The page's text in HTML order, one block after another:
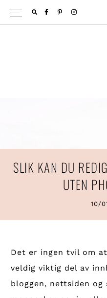
Hopp
til
Hopp
til
FACEBOOK
PINTEREST
SLIK KAN DU
UTEN
10/
Det er ingen tvil om
veldig viktig del av
bloggen, nettsiden og